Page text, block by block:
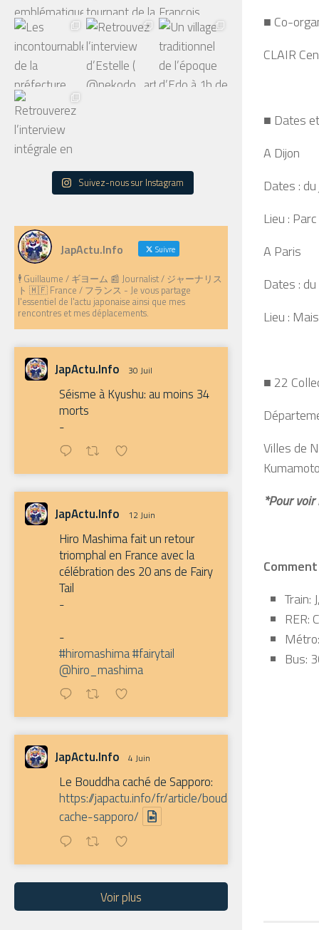
■ Co-
CLAIR
■ Dates
A Dijon
Dates :
Lieu :
A Paris
Dates :
Lieu :
■ 22
Villes de
*Pour
Train:
RER:
Bus:
Suivez-nous sur Instagram
JapActu.Info Suivre
🕴️ Guillaume / ギヨーム 📰 Journalist / ジャーナリス
ト 🇲🇫 France / フランス - Je vous partage
l'essentiel de l'actu japonaise ainsi que mes
rencontres et mes déplacements.
JapActu.Info 30 Juil
Séisme à Kyushu: au moins 34
morts
-
JapActu.Info 12 Juin
Hiro Mashima fait un retour
triomphal en France avec la
célébration des 20 ans de Fairy
Tail
-
-
#hiromashima#fairytail
@hiro_mashima
JapActu.Info 4 Juin
Le Bouddha caché de Sapporo:
https://japactu.info/fr/article/bouddha-
cache-sapporo/
Voir plus